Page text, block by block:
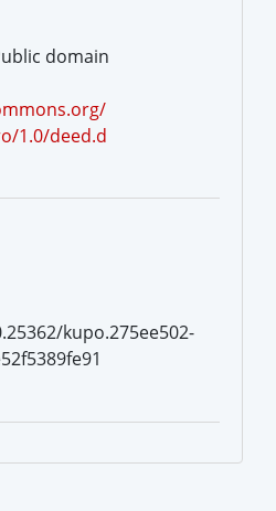
domain
1.0/deed.d
kupo.275ee502-